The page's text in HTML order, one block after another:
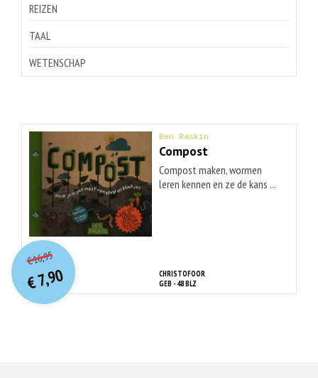
REIZEN
TAAL
WETENSCHAP
Ben Raskin
Compost
Compost maken, wormen
leren kennen en ze de kans ...
CHRISTOFOOR
GEB - 48 BLZ
€16,95O
orspr
onkelijke
prijs
was:
€ 16,95.
€7,90
Huidige
prijs
is:
€ 7,90.